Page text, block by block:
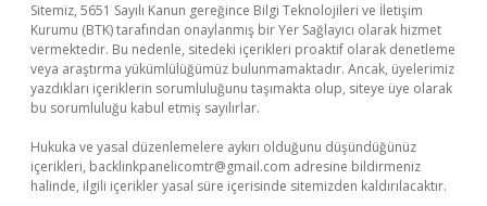
Sitemiz, 5651 Sayılı Kanun gereğince Bilgi Teknolojileri ve İletişim
Kurumu (BTK) tarafından onaylanmış bir Yer Sağlayıcı olarak hizmet
vermektedir. Bu nedenle, sitedeki içerikleri proaktif olarak denetleme
veya araştırma yükümlülüğümüz bulunmamaktadır. Ancak, üyelerimiz
yazdıkları içeriklerin sorumluluğunu taşımakta olup, siteye üye olarak
bu sorumluluğu kabul etmiş sayılırlar.
Hukuka ve yasal düzenlemelere aykırı olduğunu düşündüğünüz
içerikleri, backlinkpanelicomtr@gmail.com adresine bildirmeniz
halinde, ilgili içerikler yasal süre içerisinde sitemizden kaldırılacaktır.